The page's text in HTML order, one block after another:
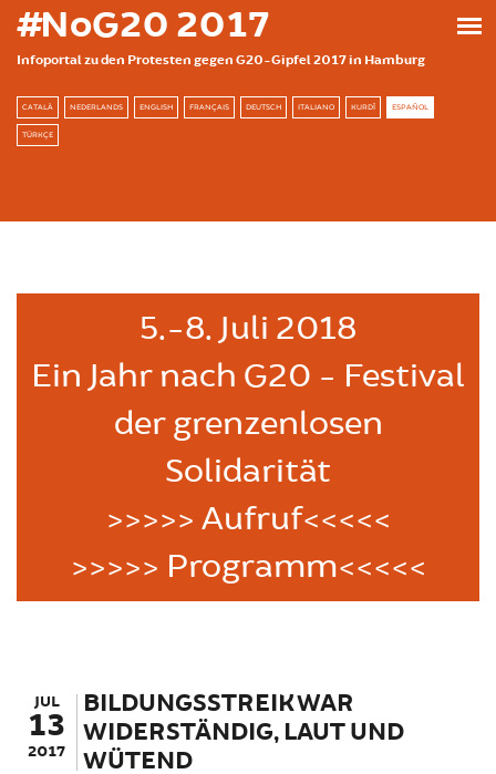
Skip to main content
#NoG20 2017
Infoportal zu den Protesten gegen G20-Gipfel 2017 in Hamburg
CATALÀ NEDERLANDS ENGLISH FRANÇAIS DEUTSCH ITALIANO KURDÎ ESPAÑOL
TÜRKÇE
5.-8. Juli 2018
Ein Jahr nach G20 - Festival
der grenzenlosen
Solidarität
>>>>> Aufruf<<<<<
>>>>> Programm<<<<<
JUL
13
2017
BILDUNGSSTREIK WAR
WIDERSTÄNDIG, LAUT UND
WÜTEND